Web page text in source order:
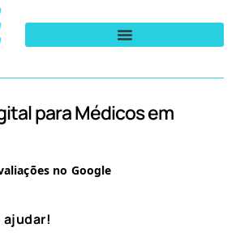
para Médicos em
ajudar!